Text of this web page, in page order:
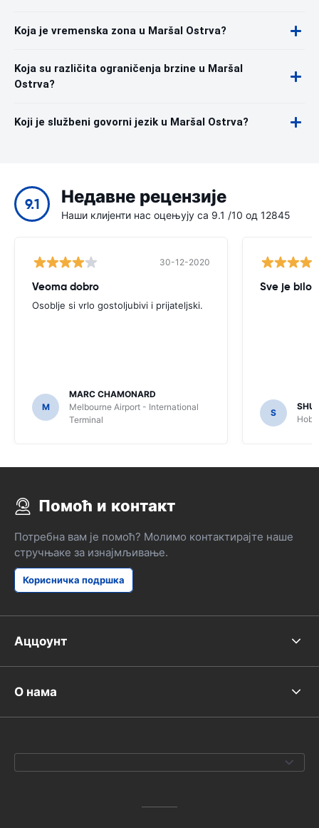
Koja je vremenska zona u Maršal Ostrva?
Koja su različita ograničenja brzine u Maršal
Ostrva?
Koji je službeni govorni jezik u Maršal Ostrva?
9.1 Недавне рецензије
Наши клијенти нас оцењују са 9.1 /10 од 12845
30-12-2020
Veoma dobro
Osoblje si vrlo gostoljubivi i prijateljski.
M
MARC CHAMONARD
Melbourne Airport - International
Terminal
Sve je bilo
S
Помоћ и контакт
Потребна вам је помоћ? Молимо контактирајте наше
стручњаке за изнајмљивање.
Корисничка подршка
Аццоунт
О нама